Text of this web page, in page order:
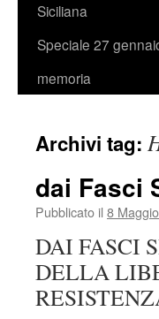
Siciliana
Speciale 27
memoria
Archivi tag:
dai Fasci
Pubblicato il 8
DAI FASCI
DELLA